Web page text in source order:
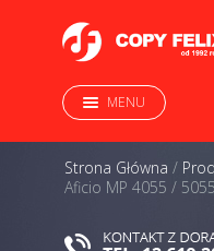
MENU
Strona Główna /
Aficio MP 4055 /